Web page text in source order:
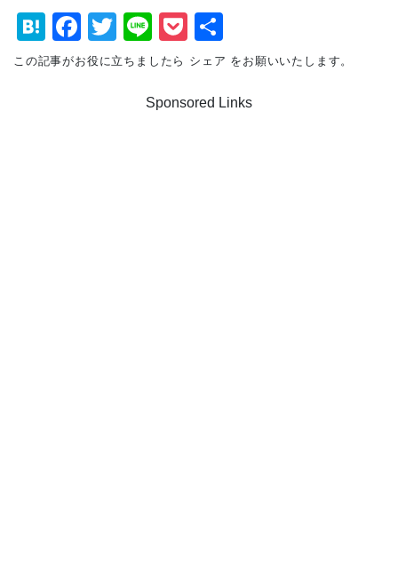
H
at
F
a
T
wi
Li
n
P
o
k
有
この記事がお役に立ちましたら シェア をお願いいたします。
Sponsored Links